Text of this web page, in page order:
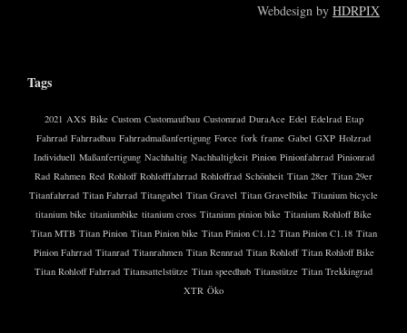
Webdesign by HDRPIX
Tags
2021 AXS Bike Custom Customaufbau Customrad DuraAce Edel Edelrad Etap
Fahrrad Fahrradbau Fahrradmaßanfertigung Force fork frame Gabel GXP Holzrad
Individuell Maßanfertigung Nachhaltig Nachhaltigkeit Pinion Pinionfahrrad Pinionrad
Rad Rahmen Red Rohloff Rohlofffahrrad Rohloffrad Schönheit Titan 28er Titan 29er
Titanfahrrad Titan Fahrrad Titangabel Titan Gravel Titan Gravelbike Titanium bicycle
titanium bike titaniumbike titanium cross Titanium pinion bike Titanium Rohloff Bike
Titan MTB Titan Pinion Titan Pinion bike Titan Pinion C1.12 Titan Pinion C1.18 Titan
Pinion Fahrrad Titanrad Titanrahmen Titan Rennrad Titan Rohloff Titan Rohloff Bike
Titan Rohloff Fahrrad Titansattelstütze Titan speedhub Titanstütze Titan Trekkingrad
XTR Öko